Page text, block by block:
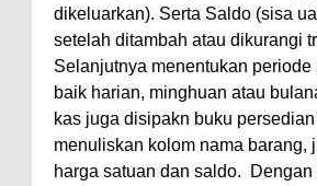
dikeluarkan). Serta Saldo (sisa
setelah ditambah atau dikurangi
Selanjutnya menentukan periode
baik harian, minghuan atau
kas juga disipakn buku
menuliskan kolom nama barang,
harga satuan dan saldo. Dengan